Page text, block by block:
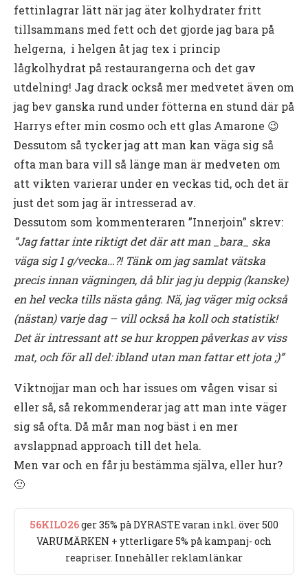
fettinlagrar lätt när jag äter kolhydrater fritt
tillsammans med fett och det gjorde jag bara på
helgerna, i helgen åt jag tex i princip
lågkolhydrat på restaurangerna och det gav
utdelning! Jag drack också mer medvetet även om
jag bev ganska rund under fötterna en stund där på
Harrys efter min cosmo och ett glas Amarone 😉
Dessutom så tycker jag att man kan väga sig så
ofta man bara vill så länge man är medveten om
att vikten varierar under en veckas tid, och det är
just det som jag är intresserad av.
Dessutom som kommenteraren ”Innerjoin” skrev:
”Jag fattar inte riktigt det där att man _bara_ ska
väga sig 1 g/vecka…?! Tänk om jag samlat vätska
precis innan vägningen, då blir jag ju deppig (kanske)
en hel vecka tills nästa gång. Nä, jag väger mig också
(nästan) varje dag – vill också ha koll och statistik!
Det är intressant att se hur kroppen påverkas av viss
mat, och för all del: ibland utan man fattar ett jota ;)”
Viktnojjar man och har issues om vågen visar si
eller så, så rekommenderar jag att man inte väger
sig så ofta. Då mår man nog bäst i en mer
avslappnad approach till det hela.
Men var och en får ju bestämma själva, eller hur?
🙂
56KILO26ger 35% på DYRASTE varan inkl. över 500
VARUMÄRKEN + ytterligare 5% på kampanj- och
reapriser. Innehåller reklamlänkar